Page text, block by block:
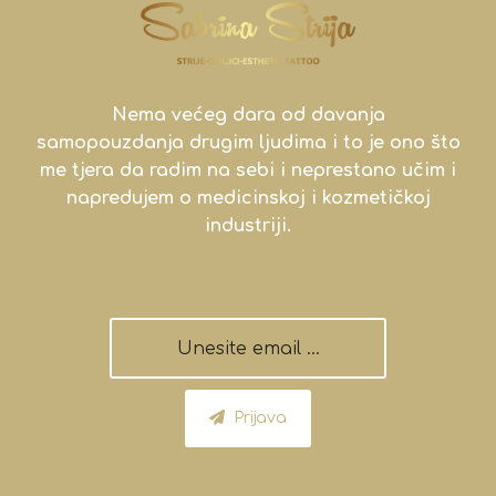
Nema većeg dara od davanja
samopouzdanja drugim ljudima i to je ono što
me tjera da radim na sebi i neprestano učim i
napredujem o medicinskoj i kozmetičkoj
industriji.
Prijava